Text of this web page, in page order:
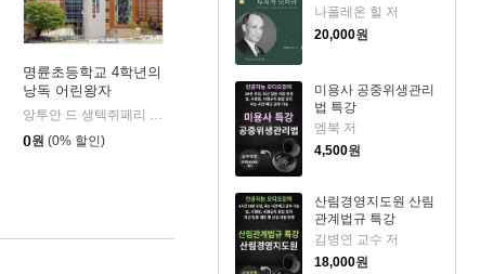
나폴레온 힐 저
20,000원
미용사 공중위생관리
법 특강
엠북 저
4,500원
산림경영지도원 산림
관계법규 특강
김병연 교수 저
18,000원
명륜초등학교 4학년의
낭독 어린왕자
앙투안 드 생텍쥐페리 저
0원 (0% 할인)